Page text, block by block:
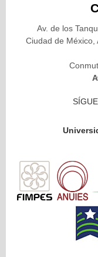
Av. de los
Ciudad de México,